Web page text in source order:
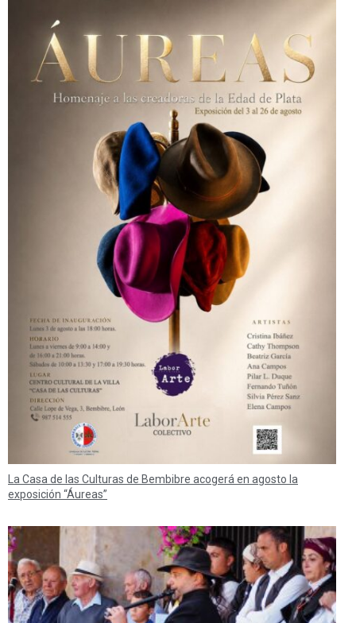
La Casa de las Culturas de Bembibre acogerá en agosto la
exposición “Áureas”